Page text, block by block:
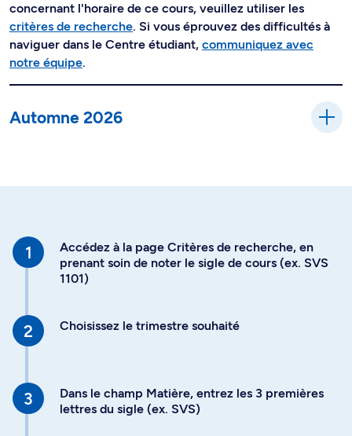
concernant l'horaire de ce cours, veuillez utiliser les
critères de recherche. Si vous éprouvez des difficultés à
naviguer dans le Centre étudiant, communiquez avec
notre équipe.
Automne 2026
Accédez à la page Critères de recherche, en
prenant soin de noter le sigle de cours (ex. SVS
1101)
Choisissez le trimestre souhaité
Dans le champ Matière, entrez les 3 premières
lettres du sigle (ex. SVS)